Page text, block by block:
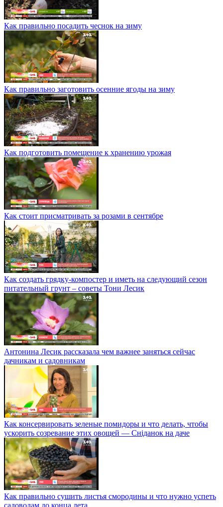
Как правильно посадить чеснок на зиму
Как правильно заготовить осенние ягоды на зиму
Как подготовить помещение к хранению урожая
Как стоит присматривать за розами в сентябре
Как создать грядку-компостер и иметь на следующий сезон
питательный грунт – советы Тони Лесик
Антонина Лесик рассказала чем важнее заняться сейчас
дачникам и садовникам
Как консервировать зеленые помидоры и что делать, чтобы
ускорить созревание этих овощей — Сніданок на даче
Как правильно сушить листья смородины и что нужно успеть
садоводам до конца лета